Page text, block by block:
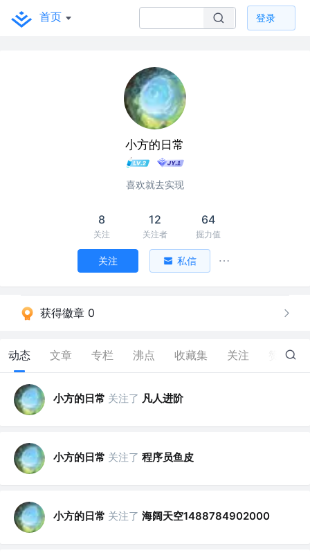
首页 登录
小方的日常
喜欢就去实现
8
关注
12
关注者
64
掘力值
关注 私信
获得徽章 0
动态 文章 专栏 沸点 收藏集 关注 1
小方的日常 关注了 凡人进阶
小方的日常 关注了 程序员鱼皮
小方的日常 关注了 海阔天空1488784902000